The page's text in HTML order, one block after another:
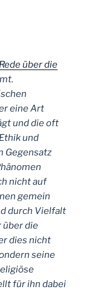
Rede über die
eine Art
und die oft
und
Gegensatz
nicht auf
gemein
durch Vielfalt
über die
dies nicht
seine
für ihn dabei